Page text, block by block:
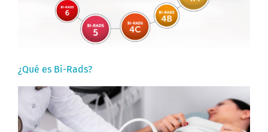
¿Qué es Bi-Rads?